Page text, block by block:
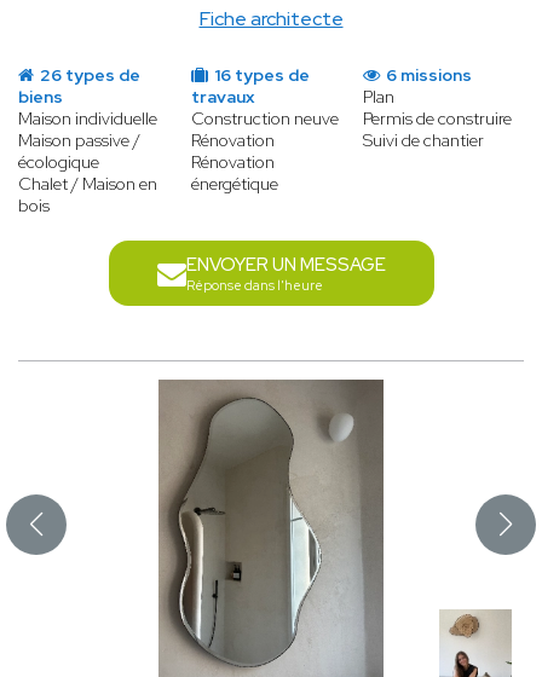
Fiche architecte
26 types de
biens
Maison individuelle
Maison passive /
écologique
Chalet / Maison en
bois
16 types de
travaux
Construction neuve
Rénovation
Rénovation
énergétique
6 missions
Plan
Permis de construire
Suivi de chantier
ENVOYER UN MESSAGE
Réponse dans l'heure